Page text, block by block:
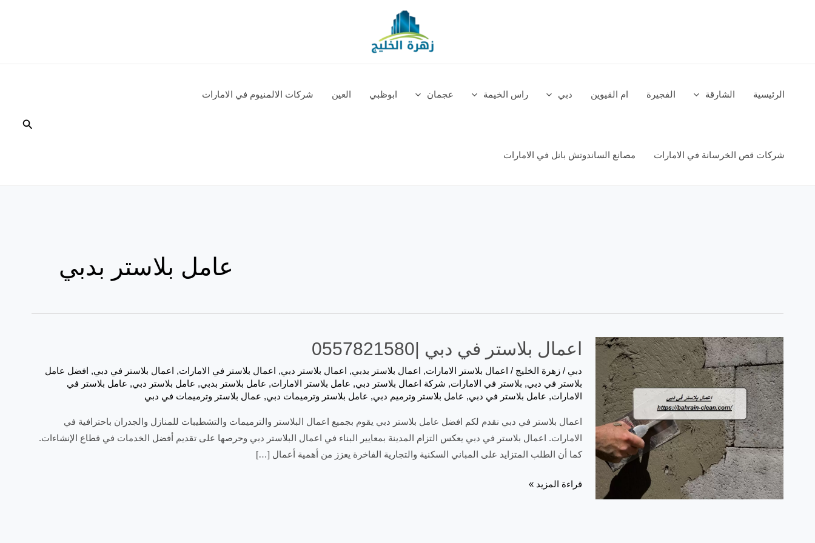
الرئيسية الشارقة الفجيرة ام القيوين دبي راس الخيمة عجمان ابوظبي العين شركات الالمنيوم في الامارات
شركات قص الخرسانة في الامارات مصانع الساندوتش بانل في الامارات
البحث
عامل بلاستر بدبي
اعمال بلاستر في دبي |0557821580
دبي /زهرة الخليج/ اعمال بلاستر الامارات, اعمال بلاستر بدبي, اعمال بلاستر دبي, اعمال بلاستر في الامارات, اعمال بلاستر في دبي, افضل عامل
بلاستر في دبي, بلاستر في الامارات, شركة اعمال بلاستر دبي, عامل بلاستر الامارات, عامل بلاستر بدبي, عامل بلاستر دبي, عامل بلاستر في
الامارات, عامل بلاستر في دبي, عامل بلاستر وترميم دبي, عامل بلاستر وترميمات دبي, عمال بلاستر وترميمات في دبي
اعمال بلاستر في دبي نقدم لكم افضل عامل بلاستر دبي يقوم بجميع اعمال البلاستر والترميمات والتشطيبات للمنازل والجدران باحترافية في
الامارات. اعمال بلاستر في دبي يعكس التزام المدينة بمعايير البناء في اعمال البلاستر دبي وحرصها على تقديم أفضل الخدمات في قطاع الإنشاءات.
كما أن الطلب المتزايد على المباني السكنية والتجارية الفاخرة يعزز من أهمية أعمال […]
اعمال
قراءة المزيد »